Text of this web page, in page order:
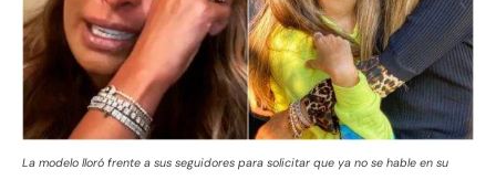
La modelo lloró frente a sus seguidores para solicitar que ya no se hable en su